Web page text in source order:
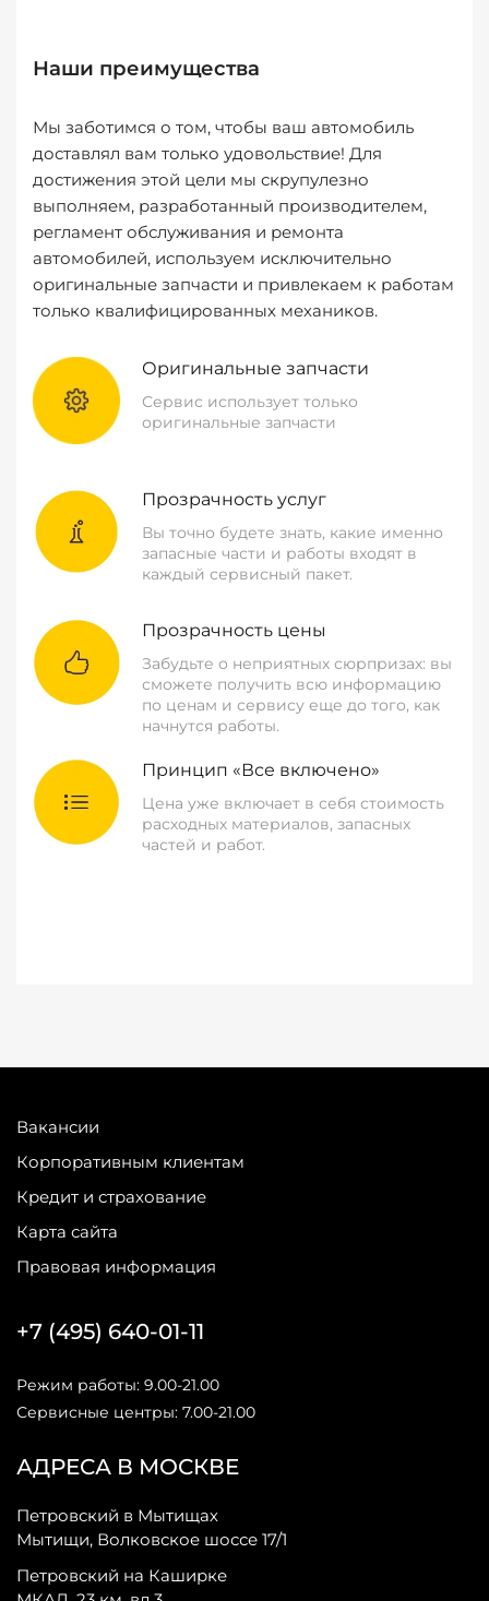
Наши преимущества
Мы заботимся о том, чтобы ваш автомобиль
доставлял вам только удовольствие! Для
достижения этой цели мы скрупулезно
выполняем, разработанный производителем,
регламент обслуживания и ремонта
автомобилей, используем исключительно
оригинальные запчасти и привлекаем к работам
только квалифицированных механиков.
Оригинальные запчасти
Сервис использует только
оригинальные запчасти
Прозрачность услуг
Вы точно будете знать, какие именно
запасные части и работы входят в
каждый сервисный пакет.
Прозрачность цены
Забудьте о неприятных сюрпризах: вы
сможете получить всю информацию
по ценам и сервису еще до того, как
начнутся работы.
Принцип «Все включено»
Цена уже включает в себя стоимость
расходных материалов, запасных
частей и работ.
Вакансии
Корпоративным клиентам
Кредит и страхование
Карта сайта
Правовая информация
АДРЕСА В МОСКВЕ
Петровский в Мытищах
Мытищи, Волковское шоссе 17/1
Петровский на Каширке
+7 (495) 640-01-11
Режим работы: 9.00-21.00
Сервисные центры: 7.00-21.00